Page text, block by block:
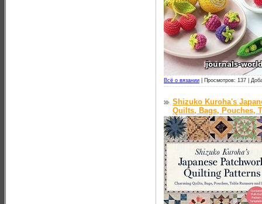
Всё о вязании Просмотров: 137 |
Shizuko Kuroha's
Quilts, Bags, Pouches,